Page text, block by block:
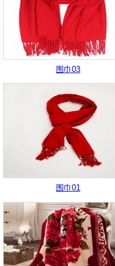
围巾03
围巾01